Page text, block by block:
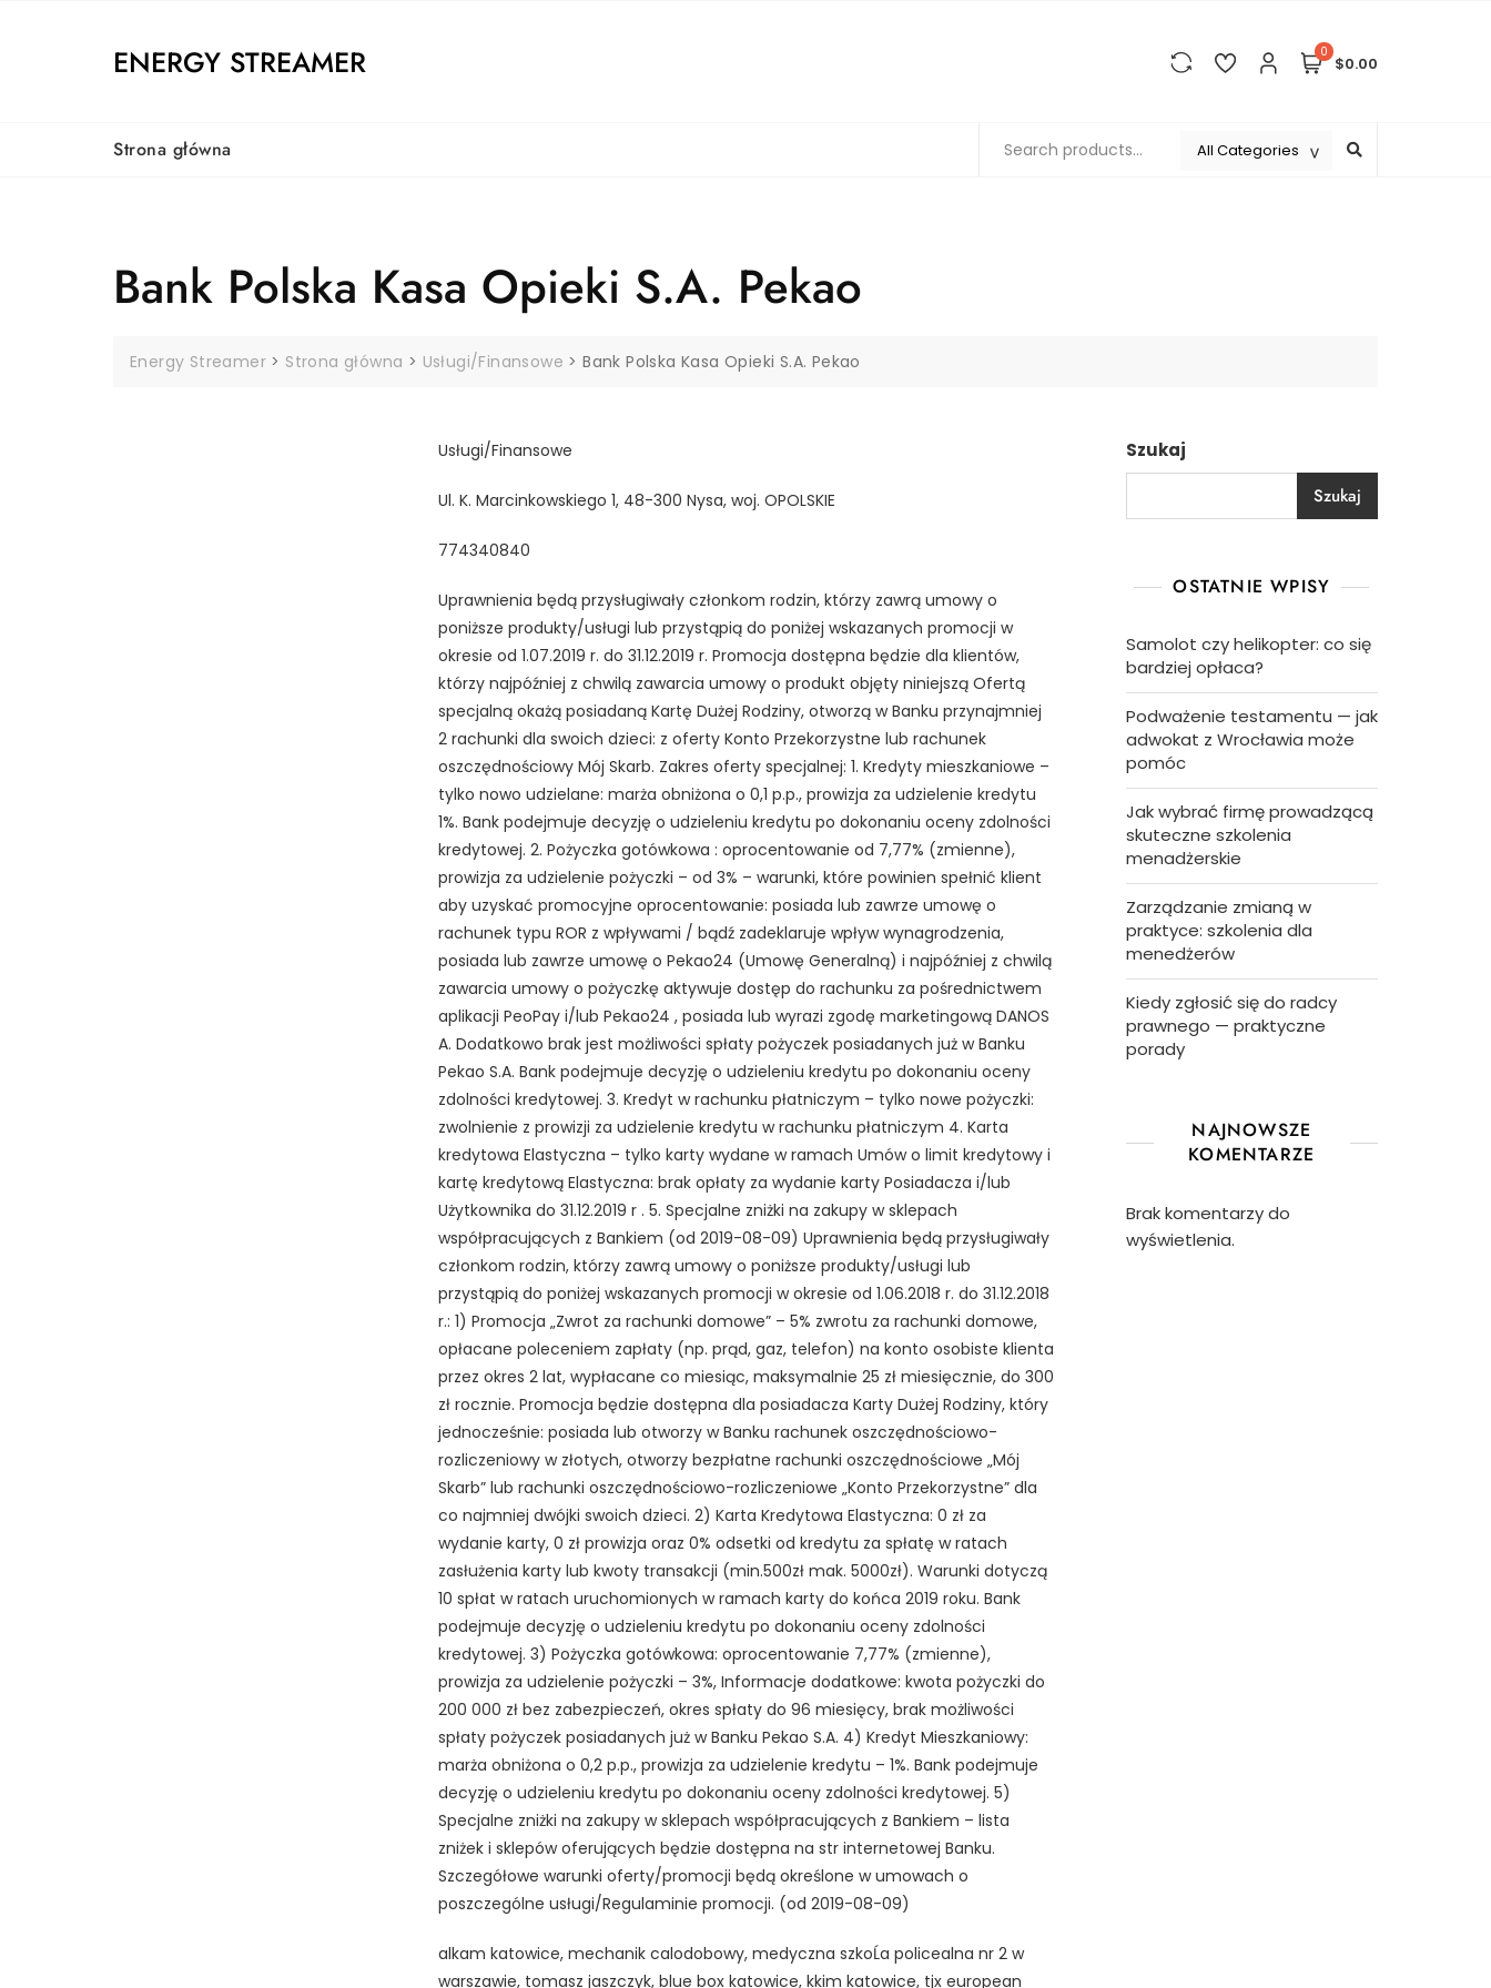
ENERGY STREAMER 0
$0.00
Strona główna
Bank Polska Kasa Opieki S.A. Pekao
Energy Streamer > Strona główna > Usługi/Finansowe >Bank Polska Kasa Opieki S.A. Pekao
Usługi/Finansowe
Ul. K. Marcinkowskiego 1, 48-300 Nysa, woj. OPOLSKIE
774340840
Uprawnienia będą przysługiwały członkom rodzin, którzy zawrą umowy o
poniższe produkty/usługi lub przystąpią do poniżej wskazanych promocji w
okresie od 1.07.2019 r. do 31.12.2019 r. Promocja dostępna będzie dla klientów,
którzy najpóźniej z chwilą zawarcia umowy o produkt objęty niniejszą Ofertą
specjalną okażą posiadaną Kartę Dużej Rodziny, otworzą w Banku przynajmniej
2 rachunki dla swoich dzieci: z oferty Konto Przekorzystne lub rachunek
oszczędnościowy Mój Skarb. Zakres oferty specjalnej: 1. Kredyty mieszkaniowe –
tylko nowo udzielane: marża obniżona o 0,1 p.p., prowizja za udzielenie kredytu
1%. Bank podejmuje decyzję o udzieleniu kredytu po dokonaniu oceny zdolności
kredytowej. 2. Pożyczka gotówkowa : oprocentowanie od 7,77% (zmienne),
prowizja za udzielenie pożyczki – od 3% – warunki, które powinien spełnić klient
aby uzyskać promocyjne oprocentowanie: posiada lub zawrze umowę o
rachunek typu ROR z wpływami / bądź zadeklaruje wpływ wynagrodzenia,
posiada lub zawrze umowę o Pekao24 (Umowę Generalną) i najpóźniej z chwilą
zawarcia umowy o pożyczkę aktywuje dostęp do rachunku za pośrednictwem
aplikacji PeoPay i/lub Pekao24 , posiada lub wyrazi zgodę marketingową DANOS
A. Dodatkowo brak jest możliwości spłaty pożyczek posiadanych już w Banku
Pekao S.A. Bank podejmuje decyzję o udzieleniu kredytu po dokonaniu oceny
zdolności kredytowej. 3. Kredyt w rachunku płatniczym – tylko nowe pożyczki:
zwolnienie z prowizji za udzielenie kredytu w rachunku płatniczym 4. Karta
kredytowa Elastyczna – tylko karty wydane w ramach Umów o limit kredytowy i
kartę kredytową Elastyczna: brak opłaty za wydanie karty Posiadacza i/lub
Użytkownika do 31.12.2019 r . 5. Specjalne zniżki na zakupy w sklepach
współpracujących z Bankiem (od 2019-08-09) Uprawnienia będą przysługiwały
członkom rodzin, którzy zawrą umowy o poniższe produkty/usługi lub
przystąpią do poniżej wskazanych promocji w okresie od 1.06.2018 r. do 31.12.2018
r.: 1) Promocja „Zwrot za rachunki domowe” – 5% zwrotu za rachunki domowe,
opłacane poleceniem zapłaty (np. prąd, gaz, telefon) na konto osobiste klienta
przez okres 2 lat, wypłacane co miesiąc, maksymalnie 25 zł miesięcznie, do 300
zł rocznie. Promocja będzie dostępna dla posiadacza Karty Dużej Rodziny, który
jednocześnie: posiada lub otworzy w Banku rachunek oszczędnościowo-
rozliczeniowy w złotych, otworzy bezpłatne rachunki oszczędnościowe „Mój
Skarb” lub rachunki oszczędnościowo-rozliczeniowe „Konto Przekorzystne” dla
co najmniej dwójki swoich dzieci. 2) Karta Kredytowa Elastyczna: 0 zł za
wydanie karty, 0 zł prowizja oraz 0% odsetki od kredytu za spłatę w ratach
zasłużenia karty lub kwoty transakcji (min.500zł mak. 5000zł). Warunki dotyczą
10 spłat w ratach uruchomionych w ramach karty do końca 2019 roku. Bank
podejmuje decyzję o udzieleniu kredytu po dokonaniu oceny zdolności
kredytowej. 3) Pożyczka gotówkowa: oprocentowanie 7,77% (zmienne),
prowizja za udzielenie pożyczki – 3%, Informacje dodatkowe: kwota pożyczki do
200 000 zł bez zabezpieczeń, okres spłaty do 96 miesięcy, brak możliwości
spłaty pożyczek posiadanych już w Banku Pekao S.A. 4) Kredyt Mieszkaniowy:
marża obniżona o 0,2 p.p., prowizja za udzielenie kredytu – 1%. Bank podejmuje
decyzję o udzieleniu kredytu po dokonaniu oceny zdolności kredytowej. 5)
Specjalne zniżki na zakupy w sklepach współpracujących z Bankiem – lista
zniżek i sklepów oferujących będzie dostępna na str internetowej Banku.
Szczegółowe warunki oferty/promocji będą określone w umowach o
poszczególne usługi/Regulaminie promocji. (od 2019-08-09)
alkam katowice, mechanik calodobowy, medyczna szkoĹa policealna nr 2 w
warszawie, tomasz jaszczyk, blue box katowice, kkim katowice, tjx european
Szukaj
Szukaj
OSTATNIE WPISY
Samolot czy helikopter: co się
bardziej opłaca?
Podważenie testamentu — jak
adwokat z Wrocławia może
pomóc
Jak wybrać firmę prowadzącą
skuteczne szkolenia
menadżerskie
Zarządzanie zmianą w
praktyce: szkolenia dla
menedżerów
Kiedy zgłosić się do radcy
prawnego — praktyczne
porady
NAJNOWSZE
KOMENTARZE
Brak komentarzy do
wyświetlenia.